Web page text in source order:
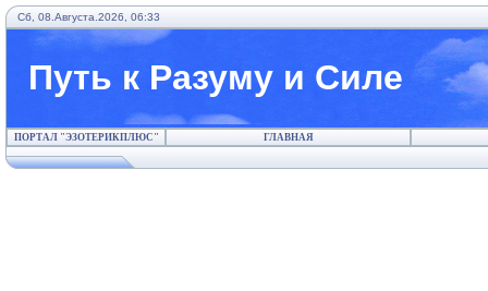
Сб, 08.Августа.2026, 06:33
Путь к Разуму и Силе
ПОРТАЛ "ЭЗОТЕРИКПЛЮС" ГЛАВНАЯ